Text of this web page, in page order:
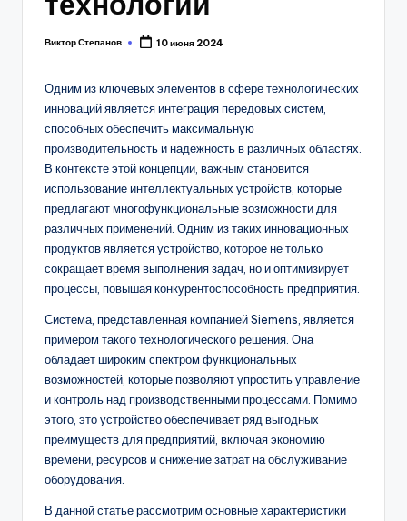
Posted
Виктор Степанов 10 июня 2024
Одним из ключевых элементов в сфере технологических
инноваций является интеграция передовых систем,
способных обеспечить максимальную
производительность и надежность в различных областях.
В контексте этой концепции, важным становится
использование интеллектуальных устройств, которые
предлагают многофункциональные возможности для
различных применений. Одним из таких инновационных
продуктов является устройство, которое не только
сокращает время выполнения задач, но и оптимизирует
процессы, повышая конкурентоспособность предприятия.
Система, представленная компанией Siemens, является
примером такого технологического решения. Она
обладает широким спектром функциональных
возможностей, которые позволяют упростить управление
и контроль над производственными процессами. Помимо
этого, это устройство обеспечивает ряд выгодных
преимуществ для предприятий, включая экономию
времени, ресурсов и снижение затрат на обслуживание
оборудования.
В данной статье рассмотрим основные характеристики